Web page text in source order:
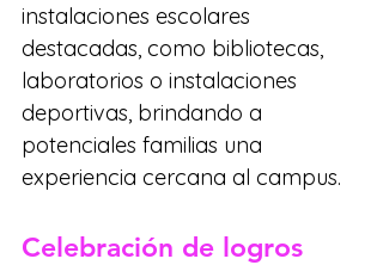
instalaciones escolares
destacadas, como bibliotecas,
laboratorios o instalaciones
deportivas, brindando a
potenciales familias una
experiencia cercana al campus.
Celebración de logros